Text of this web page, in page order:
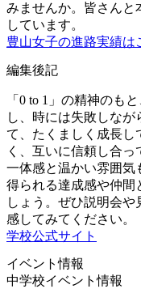
みませんか。皆さんと
しています。
豊山女子の進路実績は
編集後記
「0 to 1」の精神のも
し、時には失敗しな
て、たくましく成長し
く、互いに信頼し合
一体感と温かい雰囲気
得られる達成感や仲間
しょう。ぜひ説明会
感してみてください。
学校公式サイト
イベント情報
中学校イベント情報